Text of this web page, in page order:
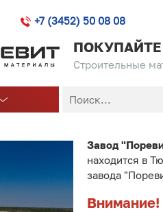
+7 (3452) 50 08 08
Строительные
Завод
находится в
завода
Внимание!